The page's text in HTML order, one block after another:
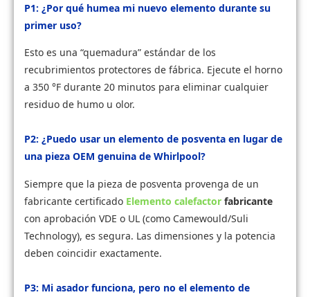
P1: ¿Por qué humea mi nuevo elemento durante su
primer uso?
Esto es una “quemadura” estándar de los
recubrimientos protectores de fábrica. Ejecute el horno
a 350 °F durante 20 minutos para eliminar cualquier
residuo de humo u olor.
P2: ¿Puedo usar un elemento de posventa en lugar de
una pieza OEM genuina de Whirlpool?
Siempre que la pieza de posventa provenga de un
fabricante certificado Elemento calefactor fabricante
con aprobación VDE o UL (como Camewould/Suli
Technology), es segura. Las dimensiones y la potencia
deben coincidir exactamente.
P3: Mi asador funciona, pero no el elemento de